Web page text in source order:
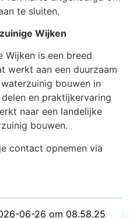
te sluiten.
Wijken
Wijken is een breed
werkt aan een duurzaam
bouwen in
en praktijkervaring
naar een landelijke
bouwen.
contact opnemen via